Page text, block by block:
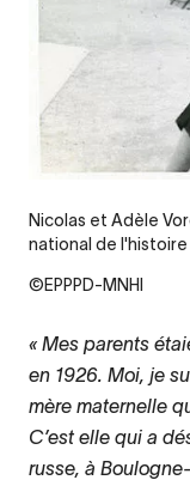
Nicolas et Adèle
national de
©EPPPD-MNHI
Mes parents
en 1926. Moi, je
mère maternelle
C’est elle qui a
russe, à